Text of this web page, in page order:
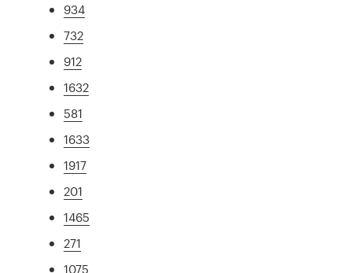
934
732
912
1632
581
1633
1917
201
1465
271
1075